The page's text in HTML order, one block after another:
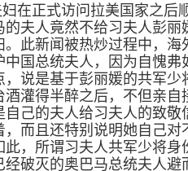
在正式访问拉美国家之后
夫人竟然不给习夫人彭丽
此新闻被热炒过程中，海
国总统夫人，因为自愧弗
说是基于彭丽媛的共军少
灌得半醉之后，不但亲自
己的夫人给习夫人的致敬
而且还特别说明她自己对
，所谓习夫人共军少将
破灭的奥巴马总统夫人避